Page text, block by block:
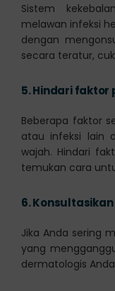
Sistem
melawan infeksi
dengan
secara teratur,
5.Hindari faktor
Beberapa faktor
atau infeksi lain
wajah. Hindari
temukan cara
6.
Jika Anda sering
yang
dermatologis